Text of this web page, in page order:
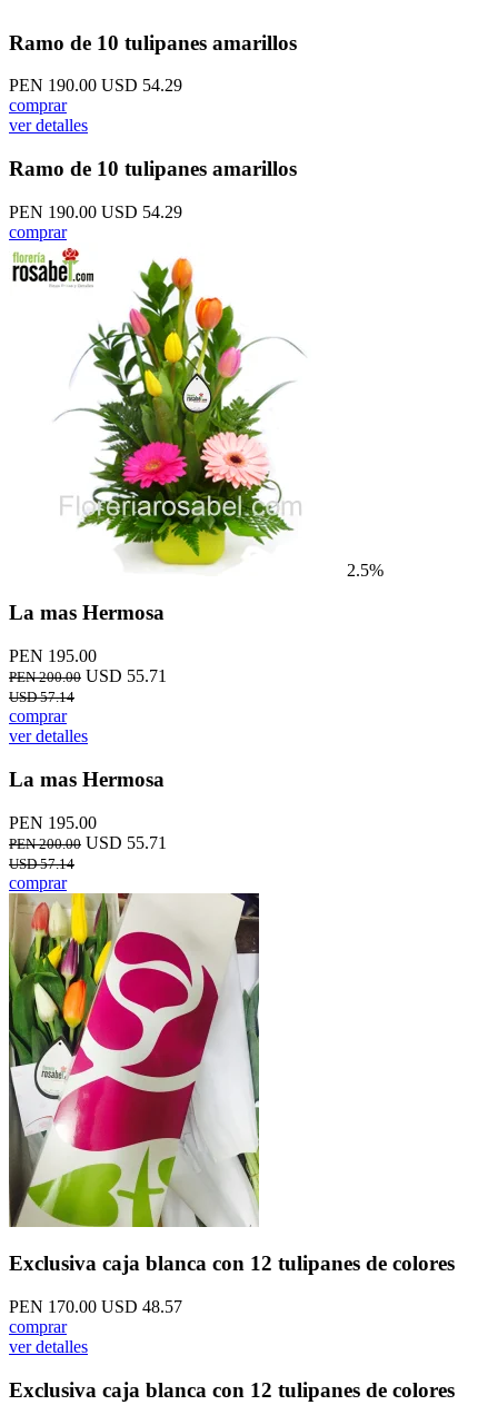
Ramo de 10 tulipanes amarillos
PEN 190.00 USD 54.29
comprar
ver detalles
Ramo de 10 tulipanes amarillos
PEN 190.00 USD 54.29
comprar
2.5%
La mas Hermosa
PEN 195.00
PEN 200.00 USD 55.71
USD 57.14
comprar
ver detalles
La mas Hermosa
PEN 195.00
PEN 200.00 USD 55.71
USD 57.14
comprar
Exclusiva caja blanca con 12 tulipanes de colores
PEN 170.00 USD 48.57
comprar
ver detalles
Exclusiva caja blanca con 12 tulipanes de colores